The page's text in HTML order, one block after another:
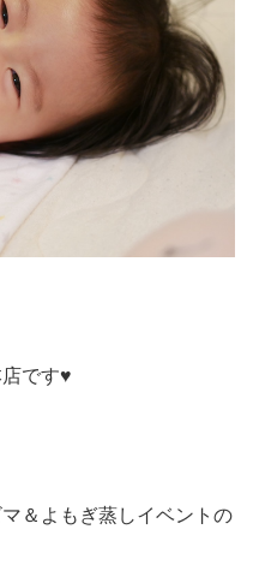
です♥
＆よもぎ蒸しイベントの